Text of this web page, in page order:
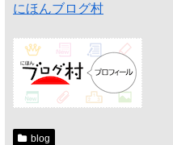
にほんブログ村
blog